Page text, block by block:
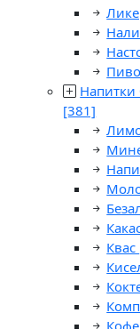
Пиво
Напитки
[381]
Квас